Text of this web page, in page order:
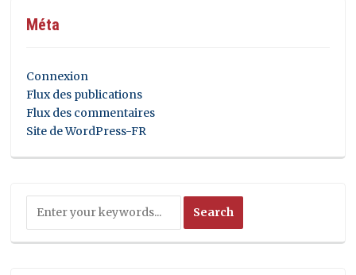
Méta
Connexion
Flux des publications
Flux des commentaires
Site de WordPress-FR